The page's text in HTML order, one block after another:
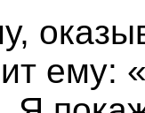
ему: